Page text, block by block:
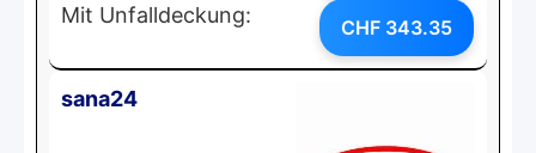
Mit Unfalldeckung: CHF 343.35
sana24